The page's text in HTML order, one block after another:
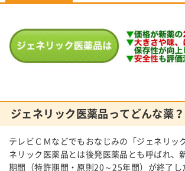
ジェネリック医薬品ってどんな薬？
テレビＣＭなどでもおなじみの「ジェネリッ
ネリック医薬品とは後発医薬品とも呼ばれ、
期間（特許期間・原則20～25年間）が終了し